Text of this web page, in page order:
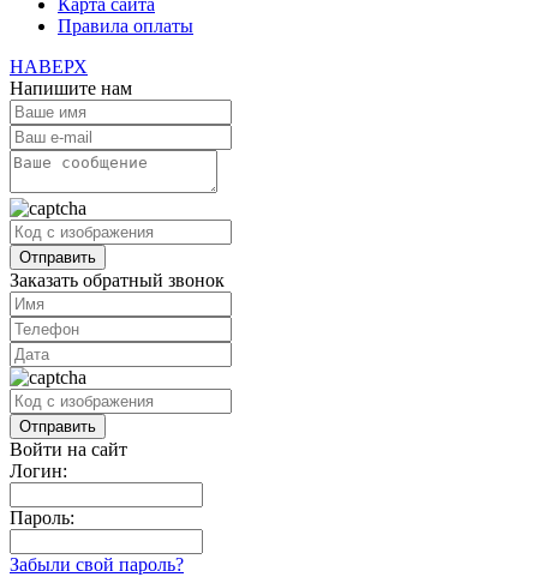
Карта сайта
Правила оплаты
НАВЕРХ
Напишите нам
Заказать обратный звонок
Войти на сайт
Логин:
Пароль:
Забыли свой пароль?